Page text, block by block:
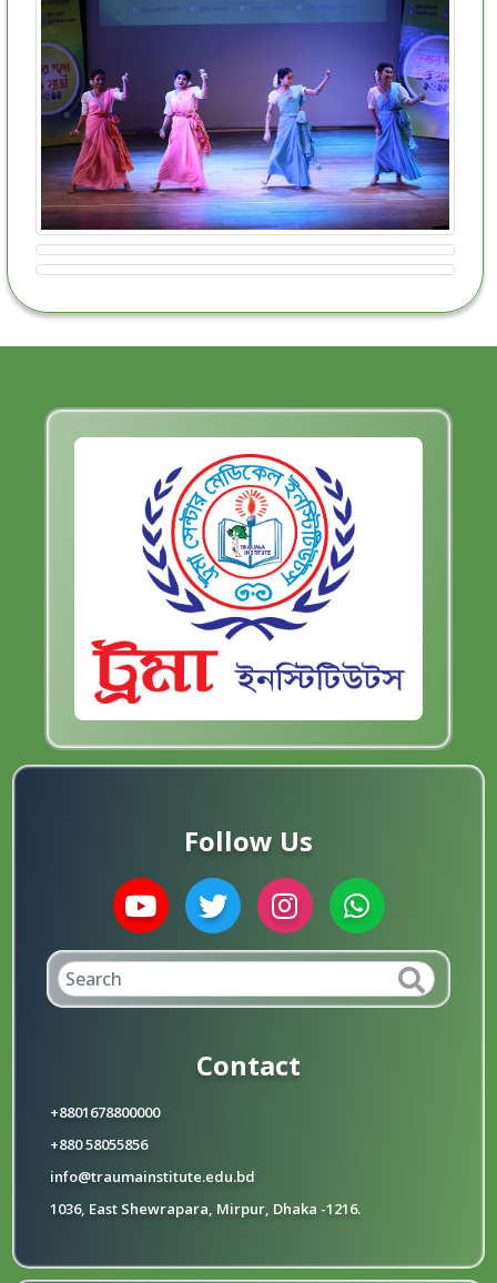
Follow Us
Contact
+8801678800000
+880 58055856
info@traumainstitute.edu.bd
1036, East Shewrapara, Mirpur, Dhaka -1216.